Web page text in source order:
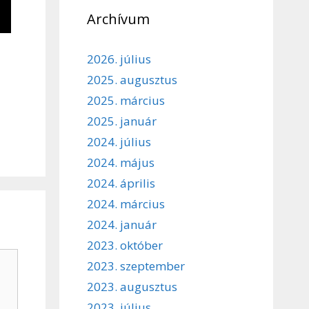
Archívum
2026. július
2025. augusztus
2025. március
2025. január
2024. július
2024. május
2024. április
2024. március
2024. január
2023. október
2023. szeptember
2023. augusztus